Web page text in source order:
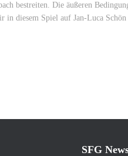
bestreiten. Die äußeren
in diesem Spiel auf Jan-Luca
SFG